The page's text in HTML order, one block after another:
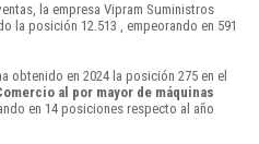
la empresa Vipram Suministros
la posición 12.513 , empeorando en 591
obtenido en 2024 la posición 275 en el
al por mayor de máquinas
en 14 posiciones respecto al año